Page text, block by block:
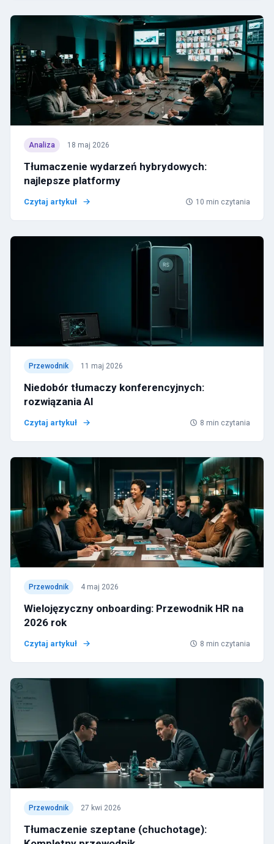
Analiza 18 maj 2026
Tłumaczenie wydarzeń hybrydowych:
najlepsze platformy
Czytaj artykuł 10 min czytania
Przewodnik 11 maj 2026
Niedobór tłumaczy konferencyjnych:
rozwiązania AI
Czytaj artykuł 8 min czytania
Przewodnik 4 maj 2026
Wielojęzyczny onboarding: Przewodnik HR na
2026 rok
Czytaj artykuł 8 min czytania
Przewodnik 27 kwi 2026
Tłumaczenie szeptane (chuchotage):